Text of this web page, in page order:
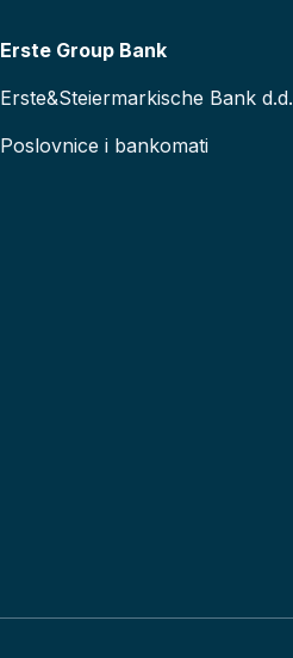
Erste Group Bank
Erste&Steiermarkische Bank d.d.
Poslovnice i bankomati